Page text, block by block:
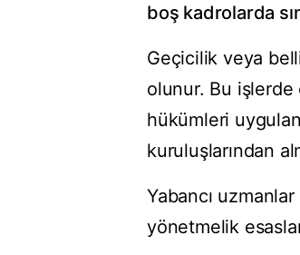
boş kadrolarda
Geçicilik veya
olunur. Bu işlerde
hükümleri
kuruluşlarından
Yabancı
yönetmelik